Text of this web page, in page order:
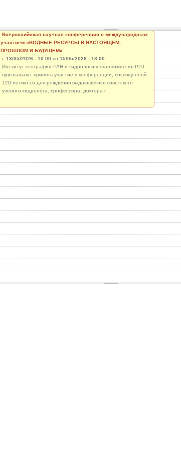
Всероссийская научная конференция с международным
участием «ВОДНЫЕ РЕСУРСЫ В НАСТОЯЩЕМ,
ПРОШЛОМ И БУДУЩЕМ»
с 13/05/2026 - 10:00 по 15/05/2026 - 18:00
Институт географии РАН и Гидрологическая комиссия РГО
приглашают принять участие в конференции, посвящённой
120-летию со дня рождения выдающегося советского
учёного-гидролога, профессора, доктора г